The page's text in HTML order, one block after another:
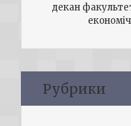
декан
Рубрики